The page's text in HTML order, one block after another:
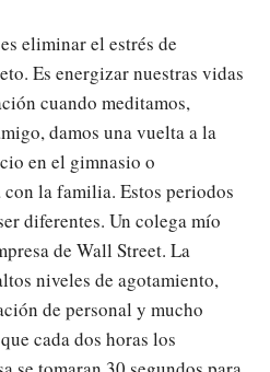
eliminar el estrés de
Es energizar nuestras vidas
cuando meditamos,
damos una vuelta a la
en el gimnasio o
la familia. Estos periodos
diferentes. Un colega mío
de Wall Street. La
niveles de agotamiento,
de personal y mucho
cada dos horas los